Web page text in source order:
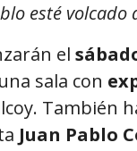
esté volcado
el
sala con
También
Juan Pablo